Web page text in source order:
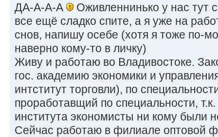
ДА-А-А-А
Оживленнинько у нас тут
все ещё сладко спите, а я уже на
снов, напишу осебе (хотя я тоже по-
наверно кому-то в личку)
Живу и работаю во Владивостоке.
гос. академию экономики и
интститут торговли), по
проработавщий по специальности,
института экономисты ни кому были
Сейчас работаю в филиале оптовой